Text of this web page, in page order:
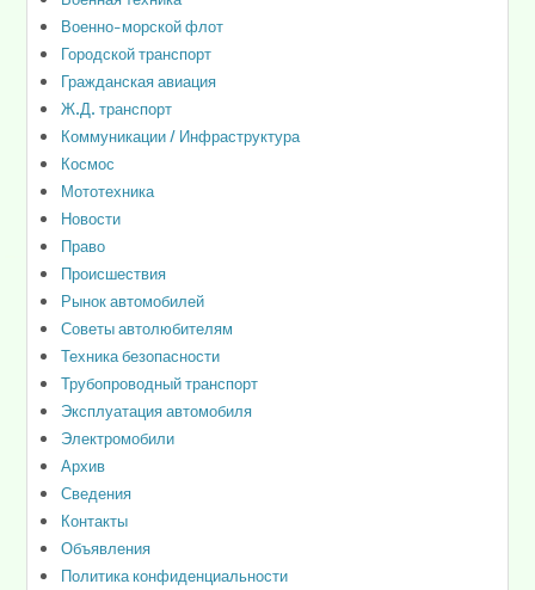
Военно-морской флот
Городской транспорт
Гражданская авиация
Ж.Д. транспорт
Коммуникации / Инфраструктура
Космос
Мототехника
Новости
Право
Происшествия
Рынок автомобилей
Советы автолюбителям
Техника безопасности
Трубопроводный транспорт
Эксплуатация автомобиля
Электромобили
Архив
Сведения
Контакты
Объявления
Политика конфиденциальности